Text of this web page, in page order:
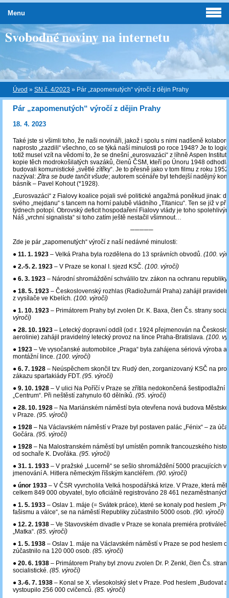
Svobodné noviny na internetu
Úvod » SN č. 4/2023 » Pár „zapomenutých“ výročí z dějin Prahy
Pár „zapomenutých“ výročí z dějin Prahy
18. 4. 2023
Také jste si všimli toho, že naši novináři, jakož i spolu s nimi nadšeně
naprosto „zazdili“ všechno, co se týká naší minulosti po roce 1948? Je to
totiž musel vzít na vědomí to, že se dnešní „eurosvazáci“ z líhně Aspen
kopie těch modrokošilatých svazáků, členů ČSM, kteří po Únoru 1948
budovali komunistické „světlé zítřky“. Je to přesně jako v tom filmu z roku
nazýval:Zítra se bude tančit všude; autorem scénáře byl tehdejší nadějný
básník – Pavel Kohout (*1928).
„Eurosvazáci“ z Fialovy koalice pojali své politické angažmá poněkud jinak:
svého „mejdanu“ s tancem na horní palubě vládního „Titanicu“. Ten se již v
týdnech potopí. Obrovský deficit hospodaření Fialovy vlády je toho
Náš „vrchní signalista“ si toho zatím ještě nestačil všimnout…
─────
Zde je pár „zapomenutých“ výročí z naší nedávné minulosti:
● 11. 1. 1923 – Velká Praha byla rozdělena do 13 správních obvodů. (100.
● 2.-5. 2. 1923 – V Praze se konal I. sjezd KSČ. (100. výročí)
● 6. 3. 1923 – Národní shromáždění schválilo tzv. zákon na ochranu
● 18. 5. 1923 – Československý rozhlas (Radiožurnál Praha) zahájil
z vysílače ve Kbelích. (100. výročí)
● 1. 10. 1923 – Primátorem Prahy byl zvolen Dr. K. Baxa, člen Čs. strany
výročí)
● 28. 10. 1923 – Letecký dopravní oddíl (od r. 1924 přejmenován na
aerolinie) zahájil pravidelný letecký provoz na lince Praha-Bratislava. (100.
● 1923 – Ve vysočanské automobilce „Praga“ byla zahájena sériová výroba
montážní lince. (100. výročí)
● 6. 7. 1928 – Neúspěchem skončil tzv. Rudý den, zorganizovaný KSČ na
zákazu spartakiády FDT. (95. výročí)
● 9. 10. 1928 – V ulici Na Poříčí v Praze se zřítila nedokončená šestipodlažní
„Centrum“. Při neštěstí zahynulo 60 dělníků. (95. výročí)
● 28. 10. 1928 – Na Mariánském náměstí byla otevřena nová budova
v Praze. (95. výročí)
● 1928 – Na Václavském náměstí v Praze byl postaven palác „Fénix“ – za
Gočára. (95. výročí)
● 1928 ‒ Na Malostranském náměstí byl umístěn pomník francouzského
od sochaře K. Dvořáka. (95. výročí)
● 31. 1. 1933 – V pražské „Lucerně“ se sešlo shromáždění 5000 pracujících v
jmenování A. Hitlera německým říšským kancléřem. (90. výročí)
● únor 1933 – V ČSR vyvrcholila Velká hospodářská krize. V Praze, která
celkem 849 000 obyvatel, bylo oficiálně registrováno 28 461
● 1. 5. 1933 – Oslav 1. máje (= Svátek práce), které se konaly pod heslem
fašismu a válce“, se na náměstí Republiky zúčastnilo 5000 osob. (90. výročí)
● 12. 2. 1938 – Ve Stavovském divadle v Praze se konala premiéra
„Matka“. (85. výročí)
● 1. 5. 1938 – Oslav 1. máje na Václavském náměstí v Praze se pod heslem
zúčastnilo na 120 000 osob. (85. výročí)
● 20. 6. 1938 ‒ Primátorem Prahy byl znovu zvolen Dr. P. Zenkl, člen Čs.
socialistické. (85. výročí)
● 3.-6. 7. 1938 – Konal se X. všesokolský slet v Praze. Pod heslem „Budovat a
vystoupilo 256 000 cvičenců. (85. výročí)
Menu